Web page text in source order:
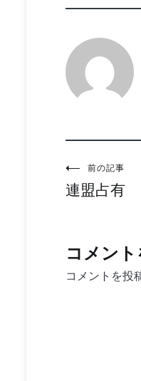
投
稿
ビ
ゲ
前の記事
連盟占有
コメン
コメントを投